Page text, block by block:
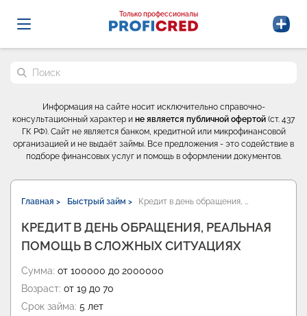
Probrokery - Только профессионалы
Только профессионалы
Поиск по сайту
Информация на сайте носит исключительно справочно-
консультационный характер и не является публичной офертой (ст. 437
ГК РФ). Сайт не является банком, кредитной или микрофинансовой
организацией и не выдаёт займы. Все предложения - это содействие в
подборе финансовых услуг и помощь в оформлении документов.
Главная > Быстрый займ > Кредит в день обращения, …
КРЕДИТ В ДЕНЬ ОБРАЩЕНИЯ, РЕАЛЬНАЯ
ПОМОЩЬ В СЛОЖНЫХ СИТУАЦИЯХ
Сумма: от 100000 до 2000000
Возраст: от 19 до 70
Срок займа: 5 лет